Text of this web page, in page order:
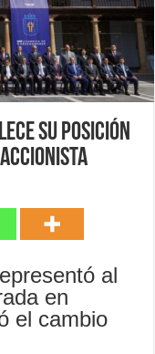
su posición
al
en
el cambio